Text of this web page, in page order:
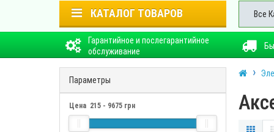
Все
КАТАЛОГ ТОВАРОВ
Гарантийное и послегарантийное
обслуживание
Параметры
Цена 215 - 9675 грн